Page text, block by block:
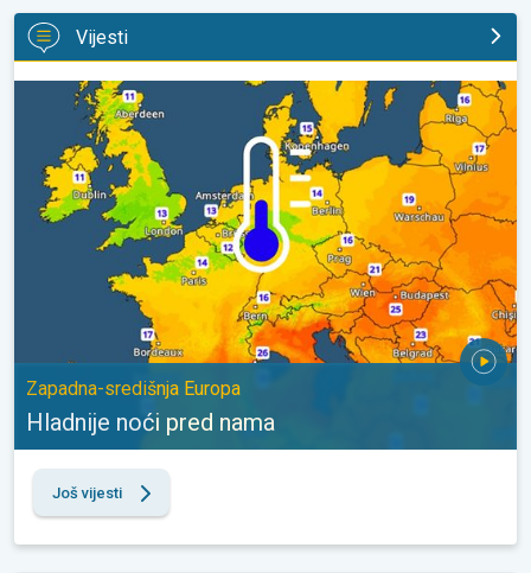
Vijesti
Hladnije noći pred nama. Zapadna-središnja Europa. . .
Zapadna-središnja Europa
Hladnije noći pred nama
Još vijesti